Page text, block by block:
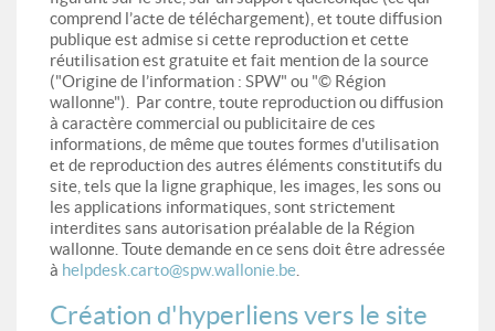
comprend l’acte de téléchargement), et toute diffusion
publique est admise si cette reproduction et cette
réutilisation est gratuite et fait mention de la source
("Origine de l’information : SPW" ou "© Région
wallonne"). Par contre, toute reproduction ou diffusion
à caractère commercial ou publicitaire de ces
informations, de même que toutes formes d'utilisation
et de reproduction des autres éléments constitutifs du
site, tels que la ligne graphique, les images, les sons ou
les applications informatiques, sont strictement
interdites sans autorisation préalable de la Région
wallonne. Toute demande en ce sens doit être adressée
à helpdesk.carto@spw.wallonie.be
Création d'hyperliens vers le site